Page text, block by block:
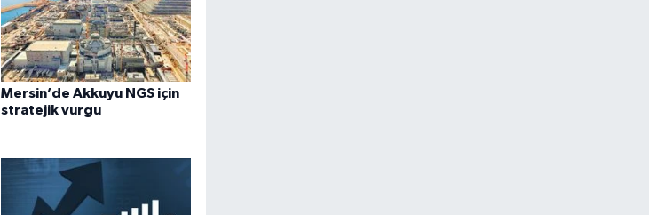
Mersin’de Akkuyu NGS için
stratejik vurgu